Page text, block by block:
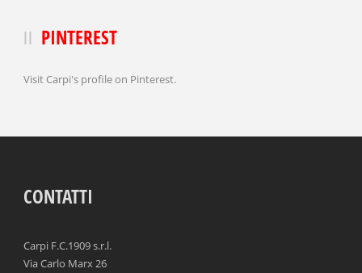
PINTEREST
Visit Carpi's profile on Pinterest.
CONTATTI
Carpi F.C.1909 s.r.l.
Via Carlo Marx 26